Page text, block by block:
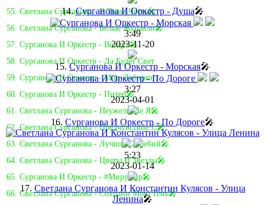
55. Светлана Сурганова - В Твою Честь🎤
56. Светлана Сурганова - Белые Журавли🎤
57. Сурганова И Оркестр - Воздух🎤
58. Сурганова И Оркестр - Да Будет Свет
59. Сурганова И Оркестр - Мир-Лабиринт
60. Сурганова И Оркестр - Питер🎤
61. Светлана Сурганова - Неужели Не Я🎤
62. Светлана Сурганова - Предчувствие C🎤
63. Светлана Сурганова - Лучший Жребий🎤
64. Светлана Сурганова - Цветы И Звезды🎤
65. Сурганова И Оркестр - #Мирумир🎤
66. Светлана Сурганова - Сохрани Мою Тень🎤
14.Сурганова И Оркестр - Душа🎤
3:49
2023-11-20
15.Сурганова И Оркестр - Морская🎤
3:27
2023-04-01
16. Сурганова И Оркестр - По Дороге🎤
5:23
2023-01-14
17. Светлана Сурганова И Константин Кулясов - Улица
Ленина🎤